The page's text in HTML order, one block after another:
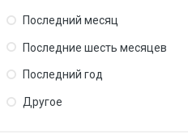
Последний месяц
Последние шесть месяцев
Последний год
Другое